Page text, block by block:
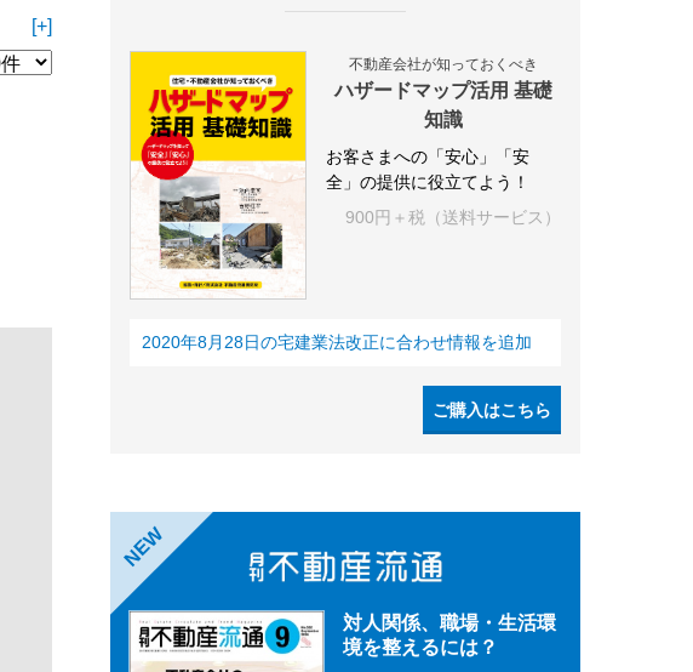
物流施設
[+]
不動産会社が知っておくべき
ハザードマップ活用 基礎
知識
お客さまへの「安心」「安
全」の提供に役立てよう！
900円＋税（送料サービス）
2020年8月28日の宅建業法改正に合わせ情報を追加
ご購入はこちら
NEW
対人関係、職場・生活環
境を整えるには？